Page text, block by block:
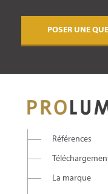
POSER UNE
Références
La marque